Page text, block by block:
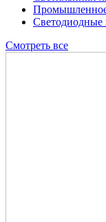
Светодиодные
Смотреть все